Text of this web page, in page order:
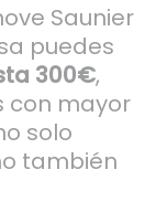
Saunier
puedes
300€,
con mayor
solo
también